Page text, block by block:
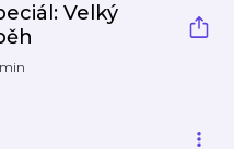
Velký
min